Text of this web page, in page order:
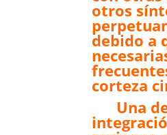
otros
debido a
corteza
Una